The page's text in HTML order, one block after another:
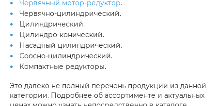
Червячный мотор-редуктор.
Червячно-цилиндрический.
Цилиндрический.
Цилиндро-конический.
Насадный цилиндрический.
Соосно-цилиндрический.
Компактные редукторы.
Это далеко не полный перечень продукции из данной
категории. Подробнее об ассортименте и актуальных